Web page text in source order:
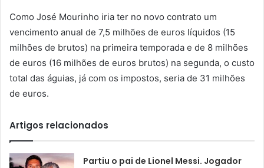
Como José Mourinho iria ter no novo contrato um
vencimento anual de 7,5 milhões de euros líquidos (15
milhões de brutos) na primeira temporada e de 8 milhões
de euros (16 milhões de euros brutos) na segunda, o custo
total das águias, já com os impostos, seria de 31 milhões
de euros.
Artigos relacionados
Partiu o pai de Lionel Messi. Jogador